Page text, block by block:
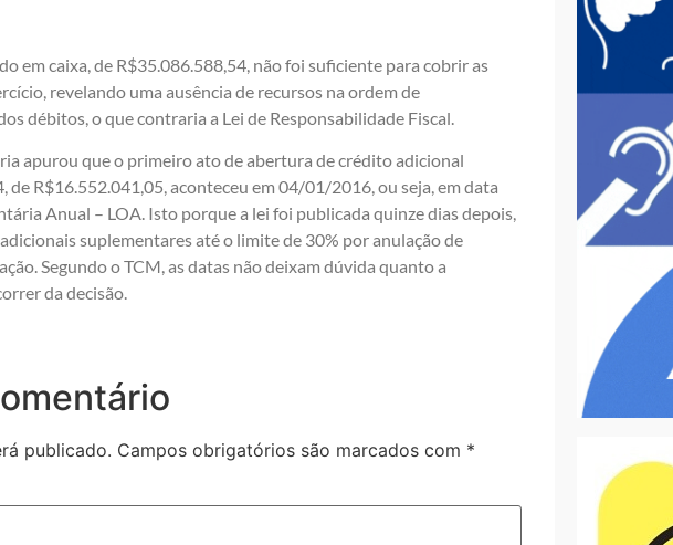
em caixa, de R$35.086.588,54, não foi suficiente para cobrir as
revelando uma ausência de recursos na ordem de
débitos, o que contraria a Lei de Responsabilidade Fiscal.
apurou que o primeiro ato de abertura de crédito adicional
de R$16.552.041,05, aconteceu em 04/01/2016, ou seja, em data
Anual – LOA. Isto porque a lei foi publicada quinze dias depois,
suplementares até o limite de 30% por anulação de
Segundo o TCM, as datas não deixam dúvida quanto a
da decisão.
publicado. Campos obrigatórios são marcados com *